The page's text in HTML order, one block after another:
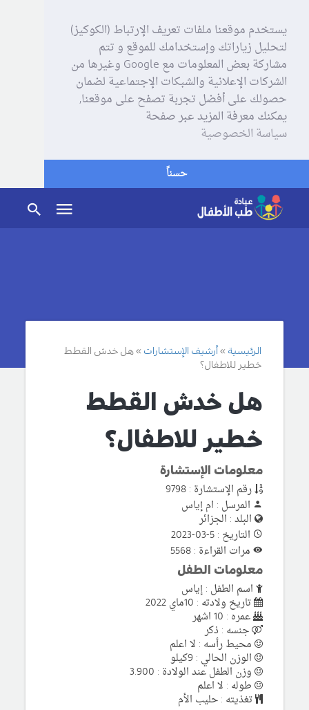
يستخدم موقعنا ملفات تعريف الإرتباط (الكوكيز)
لتحليل زياراتك وإستخدامك للموقع و تتم
مشاركة بعض المعلومات مع Google وغيرها من
الشركات الإعلانية والشبكات الإجتماعية لضمان
حصولك على أفضل تجربة تصفح على موقعنا,
يمكنك معرفة المزيد عبر صفحة
سياسة الخصوصية
حسناً
الرئيسية أرشيف الإستشارات
هل خدش القطط
خطير للاطفال؟
هل خدش القطط
خطير للاطفال؟
معلومات الإستشارة
رقم الإستشارة : 9798
المرسل : ام إياس
البلد : الجزائر
التاريخ : 5-03-2023
مرات القراءة : 5568
معلومات الطفل
اسم الطفل : إياس
تاريخ ولادته : 10ماي 2022
عمره : 10 اشهر
جنسه : ذكر
محيط رأسه : لا اعلم
الوزن الحالي : 9كيلو
وزن الطفل عند الولادة : 3.900
طوله : لا اعلم
تغذيته : حليب الأم